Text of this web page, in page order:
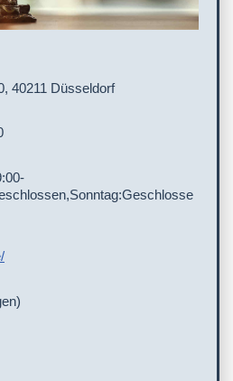
40211 Düsseldorf